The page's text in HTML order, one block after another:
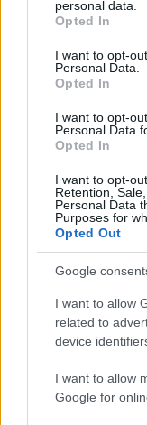
personal data.
Opted In
I want to opt-
Personal Data.
Opted In
I want to opt-
Personal Data
Opted In
I want to opt-
Retention,
Personal Data
Purposes for
Opted Out
Google
I want to allow
related to
device
I want to allow
Google for
Quel
Lotta
me ne
da birraio
espressione,
Rino
7 Agosto 2026,